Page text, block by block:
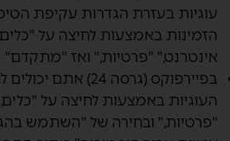
עוגיות בעזרת הגדרות עקיפת
הזמינות באמצעות לחיצה על
אינטרנט," "פרטיות," ואז "מתקדם"
בפיירפוקס (גרסה 24)
העוגיות באמצעות לחיצה על
"פרטיות," ובחירה של "השתמש